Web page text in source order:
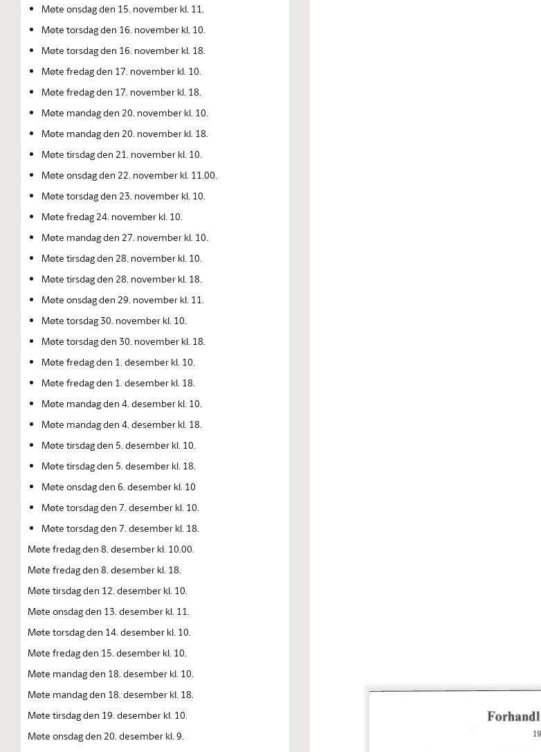
Møte onsdag den 15. november kl. 11.
Møte torsdag den 16. november kl. 10.
Møte torsdag den 16. november kl. 18.
Møte fredag den 17. november kl. 10.
Møte fredag den 17. november kl. 18.
Møte mandag den 20. november kl. 10.
Møte mandag den 20. november kl. 18.
Møte tirsdag den 21. november kl. 10.
Møte onsdag den 22. november kl. 11.00.
Møte torsdag den 23. november kl. 10.
Møte fredag 24. november kl. 10.
Møte mandag den 27. november kl. 10.
Møte tirsdag den 28. november kl. 10.
Møte tirsdag den 28. november kl. 18.
Møte onsdag den 29. november kl. 11.
Møte torsdag 30. november kl. 10.
Møte torsdag den 30. november kl. 18.
Møte fredag den 1. desember kl. 10.
Møte fredag den 1. desember kl. 18.
Møte mandag den 4. desember kl. 10.
Møte mandag den 4. desember kl. 18.
Møte tirsdag den 5. desember kl. 10.
Møte tirsdag den 5. desember kl. 18.
Møte onsdag den 6. desember kl. 10
Møte torsdag den 7. desember kl. 10.
Møte torsdag den 7. desember kl. 18.
Møte fredag den 8. desember kl. 10.00.
Møte fredag den 8. desember kl. 18.
Møte tirsdag den 12. desember kl. 10.
Møte onsdag den 13. desember kl. 11.
Møte torsdag den 14. desember kl. 10.
Møte fredag den 15. desember kl. 10.
Møte mandag den 18. desember kl. 10.
Møte mandag den 18. desember kl. 18.
Møte tirsdag den 19. desember kl. 10.
Møte onsdag den 20. desember kl. 9.